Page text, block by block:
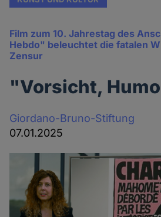
Film zum 10. Jahrestag des
Hebdo" beleuchtet die fatalen
Zensur
"Vorsicht,
Giordano-Bruno-Stiftung
07.01.2025